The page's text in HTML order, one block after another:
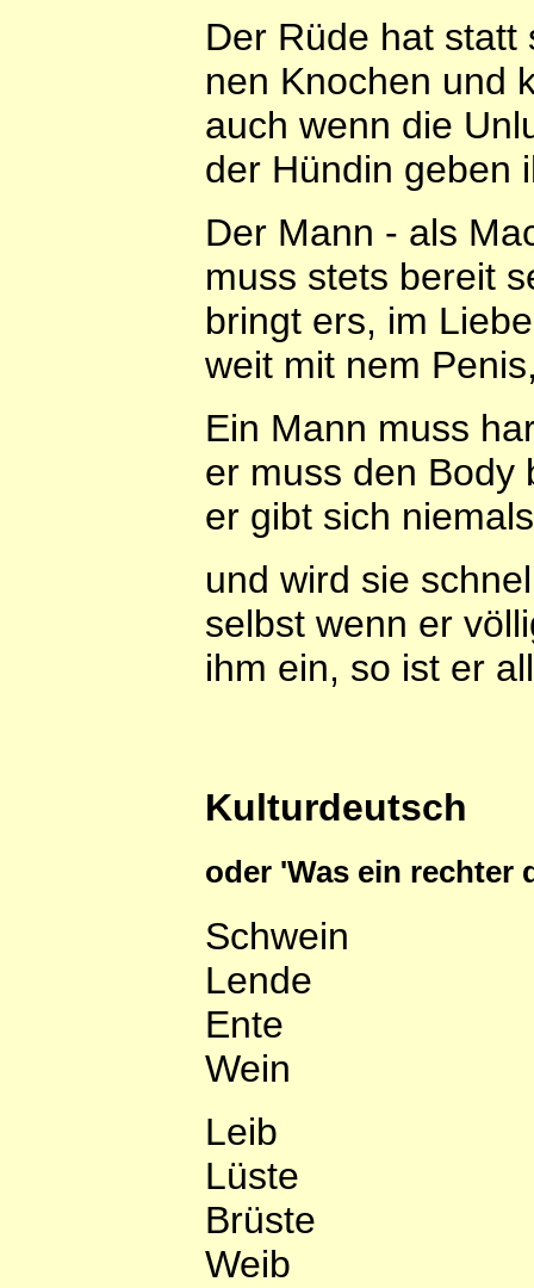
Der Rüde hat statt
nen Knochen und
auch wenn die
der Hündin geben
Der Mann - als
muss stets bereit
bringt ers, im
weit mit nem
Ein Mann muss
er muss den Body
er gibt sich
und wird sie
selbst wenn er
ihm ein, so ist er
Kulturdeutsch
oder 'Was ein rechter
Schwein
Lende
Ente
Wein
Leib
Lüste
Brüste
Weib